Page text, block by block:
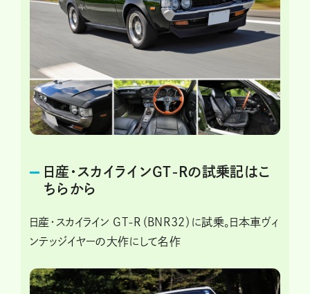
日産・スカイラインGT-Rの試乗記はこ
ちらから
日産・スカイライン GT-R（BNR32）に試乗。日本車ヴィ
ンテッジイヤーの大作にして名作